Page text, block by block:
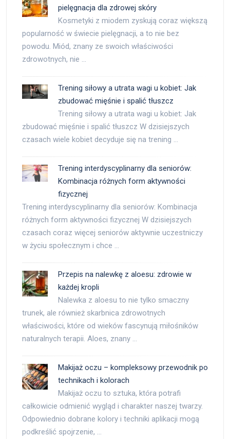
pielęgnacja dla zdrowej skóry
Kosmetyki z miodem zyskują coraz większą
popularność w świecie pielęgnacji, a to nie bez
powodu. Miód, znany ze swoich właściwości
zdrowotnych, nie …
Trening siłowy a utrata wagi u kobiet: Jak
zbudować mięśnie i spalić tłuszcz
Trening siłowy a utrata wagi u kobiet: Jak
zbudować mięśnie i spalić tłuszcz W dzisiejszych
czasach wiele kobiet decyduje się na trening …
Trening interdyscyplinarny dla seniorów:
Kombinacja różnych form aktywności
fizycznej
Trening interdyscyplinarny dla seniorów: Kombinacja
różnych form aktywności fizycznej W dzisiejszych
czasach coraz więcej seniorów aktywnie uczestniczy
w życiu społecznym i chce …
Przepis na nalewkę z aloesu: zdrowie w
każdej kropli
Nalewka z aloesu to nie tylko smaczny
trunek, ale również skarbnica zdrowotnych
właściwości, które od wieków fascynują miłośników
naturalnych terapii. Aloes, znany …
Makijaż oczu – kompleksowy przewodnik po
technikach i kolorach
Makijaż oczu to sztuka, która potrafi
całkowicie odmienić wygląd i charakter naszej twarzy.
Odpowiednio dobrane kolory i techniki aplikacji mogą
podkreślić spojrzenie, …